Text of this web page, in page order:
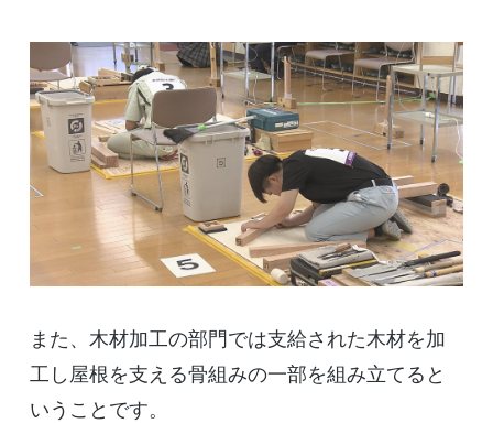
また、木材加工の部門では支給された木材を加
工し屋根を支える骨組みの一部を組み立てると
いうことです。